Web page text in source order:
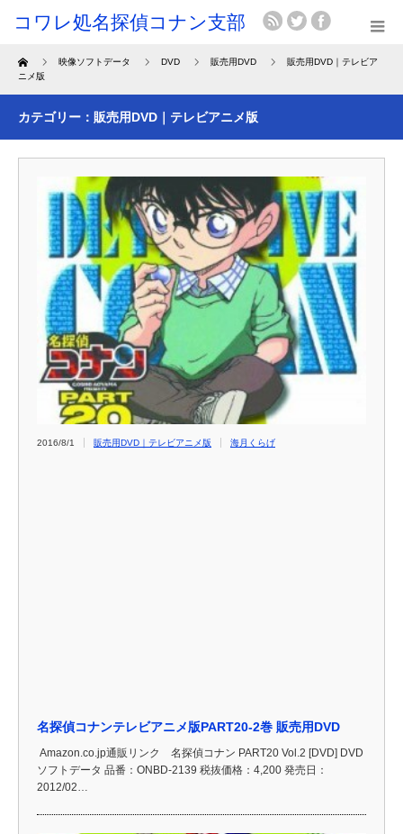
Home 映像ソフトデータ DVD 販売用DVD
販売用DVD｜テレビア
ニメ版
カテゴリー：販売用DVD｜テレビアニメ版
2016/8/1 販売用DVD｜テレビアニメ版 海月くらげ
名探偵コナンテレビアニメ版PART20-2巻 販売用DVD
Amazon.co.jp通販リンク 名探偵コナン PART20 Vol.2 [DVD] DVD
ソフトデータ 品番：ONBD-2139 税抜価格：4,200 発売日：
2012/02…